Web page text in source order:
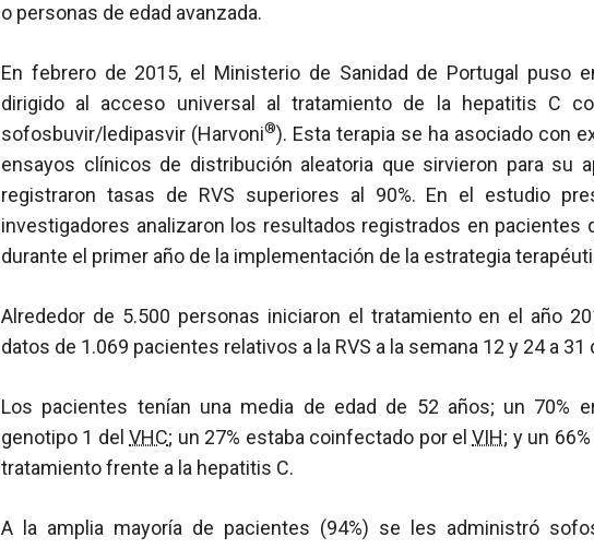
o personas de edad avanzada.
En febrero de 2015, el Ministerio de Sanidad de Portugal puso
dirigido al acceso universal al tratamiento de la hepatitis C
sofosbuvir/ledipasvir (Harvoni®). Esta terapia se ha asociado con
ensayos clínicos de distribución aleatoria que sirvieron para su
registraron tasas de RVS superiores al 90%. En el estudio
investigadores analizaron los resultados registrados en pacientes
durante el primer año de la implementación de la estrategia
Alrededor de 5.500 personas iniciaron el tratamiento en el año
datos de 1.069 pacientes relativos a la RVS a la semana 12 y 24 a 31
Los pacientes tenían una media de edad de 52 años; un 70%
genotipo 1 delVHC; un 27% estaba coinfectado por elVIH; y un
tratamiento frente a la hepatitis C.
A la amplia mayoría de pacientes (94%) se les administró